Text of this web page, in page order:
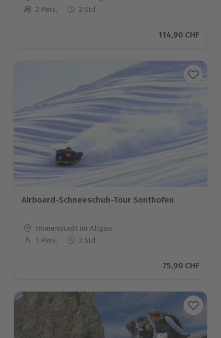
Anzahl der Teilnehmer
2 Pers. 2 Std
Aktueller Preis
114,90 CHF
Airboard-Schneeschuh-Tour Sonthofen
Standort
Immenstadt im Allgäu
Anzahl der Teilnehmer
1 Pers. 3 Std
Aktueller Preis
75,90 CHF